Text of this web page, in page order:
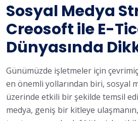
Sosyal Medya
Creosoft ile E-
Dünyasında
Günümüzde işletmeler için çevrimiçi
en önemli yollarından biri, sosyal
üzerinde etkili bir şekilde temsil
medya, geniş bir kitleye ulaşmanın,